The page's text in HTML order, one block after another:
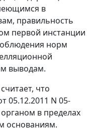
в
правильность
первой инстанции
норм
выводам.
что
05.12.2011 N 05-
в пределах
основаниям.